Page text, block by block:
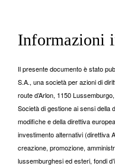
Informazioni
Il presente documento è stato
S.A., una società per azioni di
route d’Arlon, 1150
Società di gestione ai sensi
modifiche e della direttiva
investimento alternativi (direttiva
creazione, promozione,
lussemburghesi ed esteri, fondi